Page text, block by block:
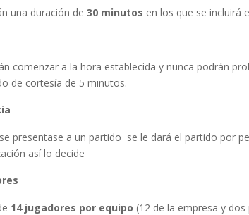
una duración de30 minutos en los que se incluirá
comenzar a la hora establecida y nunca podrán
de cortesía de 5 minutos.
presentase a un partido se le dará el partido por
así lo decide
14 jugadores por equipo (12 de la empresa y